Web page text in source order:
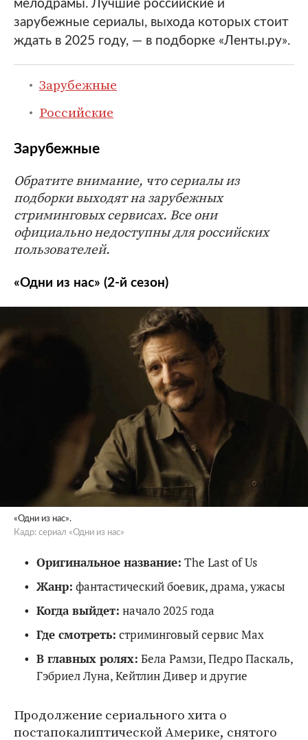
мелодрамы. Лучшие российские и
зарубежные сериалы, выхода которых стоит
ждать в 2025 году, — в подборке «Ленты.ру».
Зарубежные
Российские
Зарубежные
Обратите внимание, что сериалы из
подборки выходят на зарубежных
стриминговых сервисах. Все они
официально недоступны для российских
пользователей.
«Одни из нас» (2-й сезон)
«Одни из нас».
Кадр: сериал «Одни из нас»
Оригинальное название: The Last of Us
Жанр: фантастический боевик, драма, ужасы
Когда выйдет: начало 2025 года
Где смотреть: стриминговый сервис Max
В главных ролях: Бела Рамзи, Педро Паскаль,
Гэбриел Луна, Кейтлин Дивер и другие
Продолжение сериального хита о
постапокалиптической Америке, снятого